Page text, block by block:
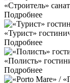
«Строитель»
Подробнее
«Турист»
Подробнее
«Полисть»
Подробнее